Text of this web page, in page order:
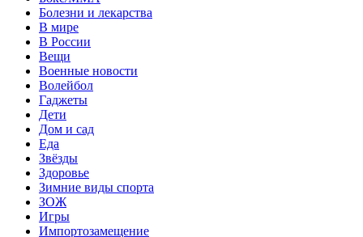
Болезни и лекарства
В мире
В России
Вещи
Военные новости
Волейбол
Гаджеты
Дети
Дом и сад
Еда
Звёзды
Здоровье
Зимние виды спорта
ЗОЖ
Игры
Импортозамещение